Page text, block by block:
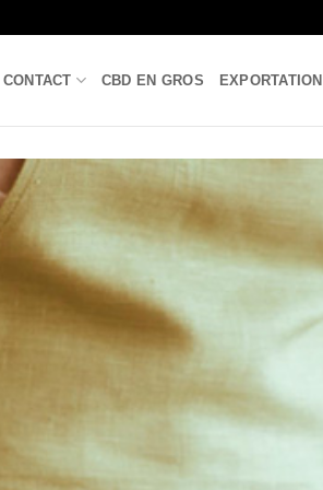
CONTACT CBD EN GROS EXPORTATION